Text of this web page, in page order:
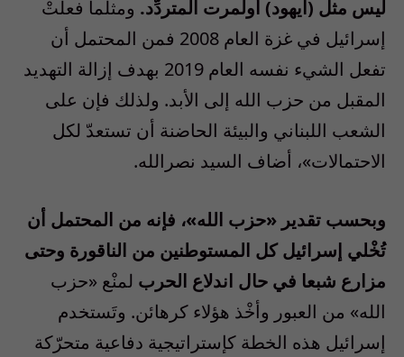
ليس مثل (ايهود) أولمرت المتردِّد. ومثلما فعلتْ
إسرائيل في غزة العام 2008 فمن المحتمل أن
تفعل الشيء نفسه العام 2019 بهدف إزالة التهديد
المقبل من حزب الله إلى الأبد. ولذلك فإن على
الشعب اللبناني والبيئة الحاضنة أن تستعدّ لكل
الاحتمالات»، أضاف السيد نصرالله.
وبحسب تقدير «حزب الله»، فإنه من المحتمل أن
تُخْلي إسرائيل كل المستوطنين من الناقورة وحتى
مزارع شبعا في حال اندلاع الحرب لمنْع «حزب
الله» من العبور وأخْذ هؤلاء كرهائن. وتَستخدم
إسرائيل هذه الخطة كإستراتيجية دفاعية متحرّكة